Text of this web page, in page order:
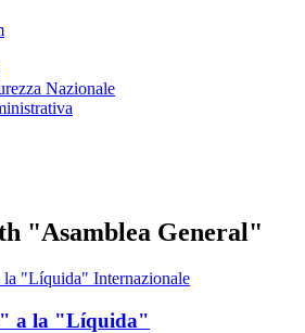
Nazionale
"Asamblea General"
Internazionale
a la "Líquida"